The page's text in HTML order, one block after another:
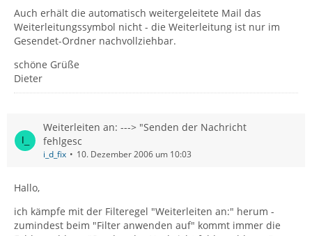
Auch erhält die automatisch weitergeleitete Mail das
Weiterleitungssymbol nicht - die Weiterleitung ist nur im
Gesendet-Ordner nachvollziehbar.
schöne Grüße
Dieter
Weiterleiten an: ---> "Senden der Nachricht
fehlgesc
i_d_fix 10. Dezember 2006 um 10:03
Hallo,
ich kämpfe mit der Filteregel "Weiterleiten an:" herum -
zumindest beim "Filter anwenden auf" kommt immer die